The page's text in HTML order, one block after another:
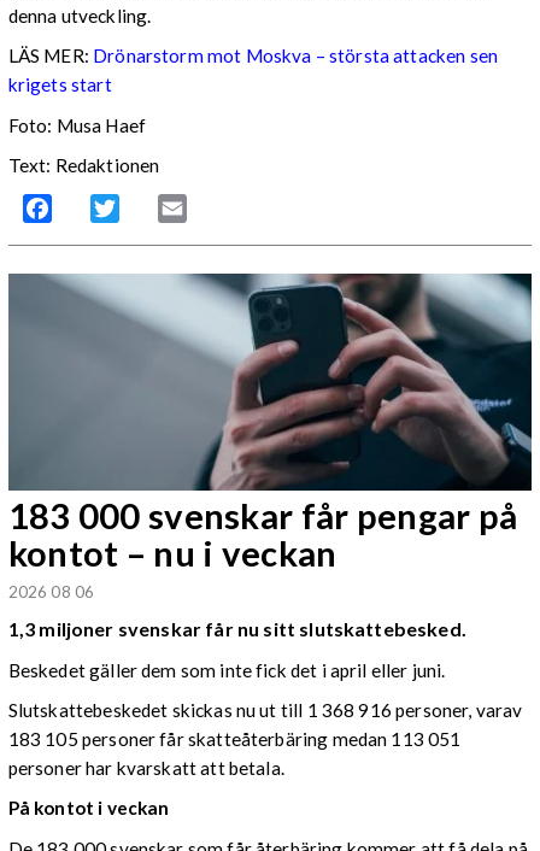
denna utveckling.
LÄS MER: Drönarstorm mot Moskva – största attacken sen
krigets start
Foto: Musa Haef
Text: Redaktionen
Facebook Twitter
183 000 svenskar får pengar på
kontot – nu i veckan
2026 08 06
1,3 miljoner svenskar får nu sitt slutskattebesked.
Beskedet gäller dem som inte fick det i april eller juni.
Slutskattebeskedet skickas nu ut till 1 368 916 personer, varav
183 105 personer får skatteåterbäring medan 113 051
personer har kvarskatt att betala.
På kontot i veckan